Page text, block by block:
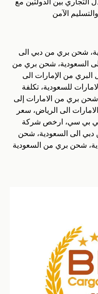
الآمن
شحن بري من دبي الى
السعودية، شحن بري من
البري من الإمارات الى
للسعودية، تكلفة
شحن بري من الامارات إلى
الى الرياض، سعر
بي بي سي، ارخص شركة
الى السعودية، شحن
شحن بري من السعودية